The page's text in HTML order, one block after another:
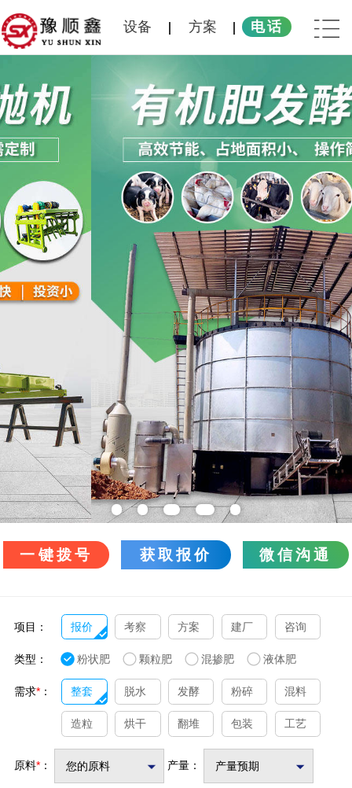
设备 方案 电话
一键拨号 获取报价 微信沟通
项目： 报价 考察 方案 建厂 咨询
类型： 粉状肥 颗粒肥 混掺肥 液体肥
需求*： 整套 脱水 发酵 粉碎 混料
造粒 烘干 翻堆 包装 工艺
原料*： 您的原料 产量： 产量预期